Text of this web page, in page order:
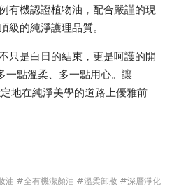
有機認證植物油，配合嚴謹的現
級的純淨護理品質。
只是白日的結束，更是呵護的開
點溫柔、多一點用心。讓
地在純淨美學的道路上優雅前
油 #全有機潔顏油 #溫柔卸妝 #深層淨化